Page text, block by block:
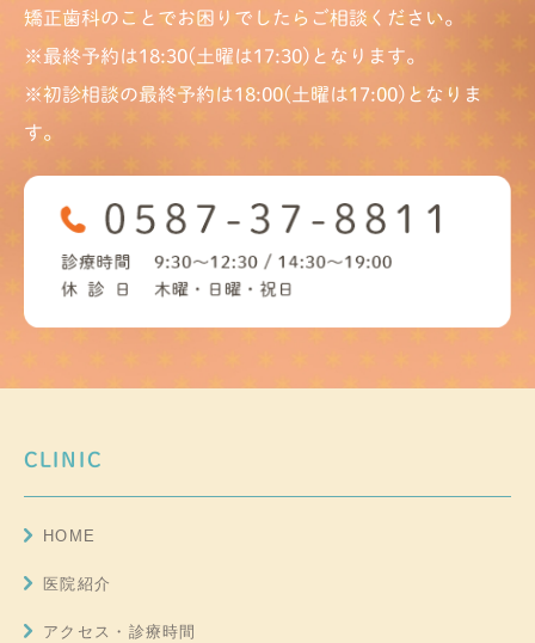
矯正歯科のことでお困りでしたらご相談ください。
※最終予約は18:30(土曜は17:30)となります。
※初診相談の最終予約は18:00(土曜は17:00)となりま
す。
CLINIC
HOME
医院紹介
アクセス・診療時間